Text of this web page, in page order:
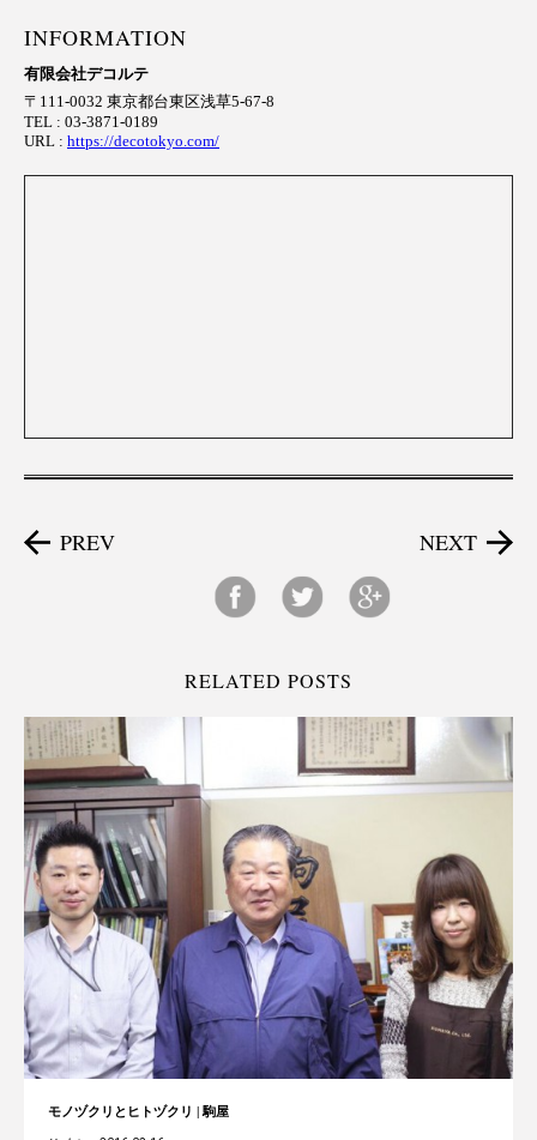
INFORMATION
有限会社デコルテ
〒111-0032 東京都台東区浅草5-67-8
TEL : 03-3871-0189
URL : https://decotokyo.com/
PREV NEXT
RELATED POSTS
モノヅクリとヒトヅクリ | 駒屋